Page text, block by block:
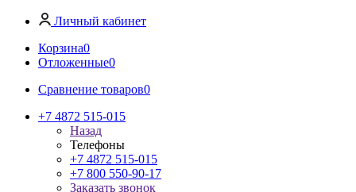
Личный кабинет
Корзина0
Отложенные0
Сравнение товаров0
+7 4872 515-015
Назад
Телефоны
+7 4872 515-015
+7 800 550-90-17
Заказать звонок